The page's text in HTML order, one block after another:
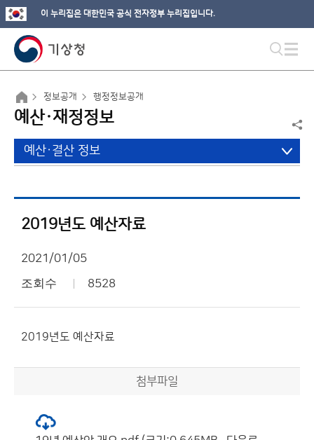
이 누리집은 대한민국 공식 전자정부 누리집입니다.
정보공개 행정정보공개
예산·재정정보
예산·결산 정보
2019년도 예산자료
2021/01/05
조회수 8528
2019년도 예산자료
첨부파일